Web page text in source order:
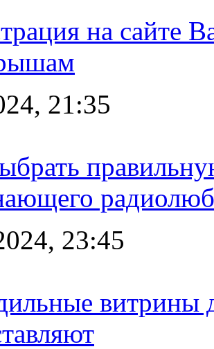
на сайте
21:35
23:45
витрины